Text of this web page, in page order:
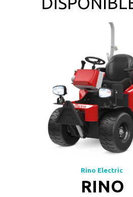
Rino Electric
RINO